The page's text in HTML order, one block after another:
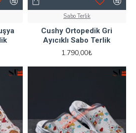
Sabo Terlik
Cushy Ortopedik Gri
Ayıcıklı Sabo Terlik
1.790,00₺